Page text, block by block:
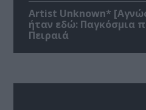
Artist Unknown*
ήταν εδώ: Παγκόσμια
Πειραιά